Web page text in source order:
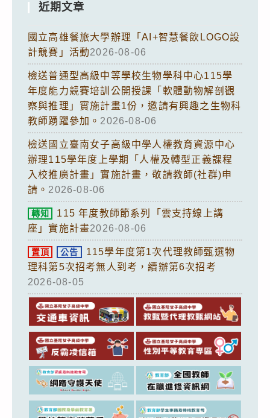
近期文章
國立高雄餐旅大學辦理「AI+智慧餐飲LOGO設
計競賽」活動2026-08-06
檢送普通型高級中等學校生物學科中心115學
年度能力競賽培訓公開授課「軟體動物解剖觀
察與推理」實施計畫1份，邀請有興趣之生物科
教師踴躍參加。 2026-08-06
檢送國立臺南女子高級中學人權教育資源中心
辦理115學年度上學期「人權及轉型正義課程
入校推廣計畫」實施計畫，敬請教師(社群)申
請。 2026-08-06
轉知
115 年度教師節系列「雲支持線上講
座」實施計畫2026-08-06
置頂 公告
115學年度第1次代理教師甄選物
理科第5次招考無人到考，續辦第6次招考
2026-08-05